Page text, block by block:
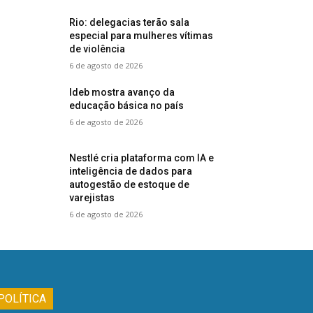
Rio: delegacias terão sala
especial para mulheres vítimas
de violência
6 de agosto de 2026
Ideb mostra avanço da
educação básica no país
6 de agosto de 2026
Nestlé cria plataforma com IA e
inteligência de dados para
autogestão de estoque de
varejistas
6 de agosto de 2026